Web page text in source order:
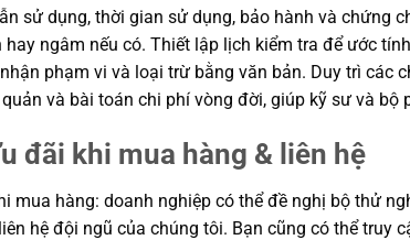
sử dụng, thời gian sử dụng, bảo hành và chứng
hay ngâm nếu có. Thiết lập lịch kiểm tra để ước
phạm vi và loại trừ bằng văn bản. Duy trì các
và bài toán chi phí vòng đời, giúp kỹ sư và
đãi khi mua hàng & liên hệ
mua hàng: doanh nghiệp có thể đề nghị bộ thử
hệ đội ngũ của chúng tôi. Bạn cũng có thể truy